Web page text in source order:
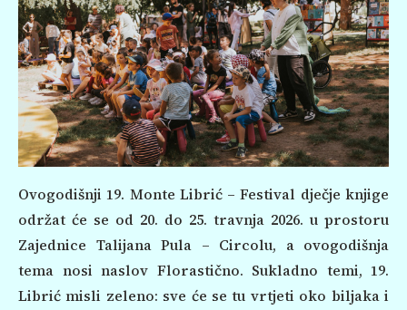
Ovogodišnji 19. Monte Librić – Festival dječje knjige
održat će se od 20. do 25. travnja 2026. u prostoru
Zajednice Talijana Pula – Circolu, a ovogodišnja
tema nosi naslov Florastično. Sukladno temi, 19.
Librić misli zeleno: sve će se tu vrtjeti oko biljaka i